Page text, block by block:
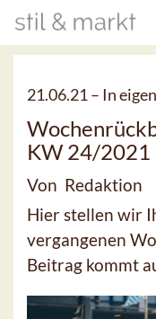
21.06.21 – In
KW 24/2021
Von Redaktion
Hier stellen wir
vergangenen
Beitrag kommt